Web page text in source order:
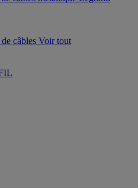
câbles Voir tout